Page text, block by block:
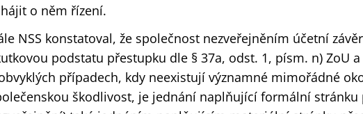
o něm řízení.
NSS konstatoval, že společnost nezveřejněním účetní
podstatu přestupku dle § 37a, odst. 1, písm. n) ZoU
případech, kdy neexistují významné mimořádné
škodlivost, je jednání naplňující formální stránku